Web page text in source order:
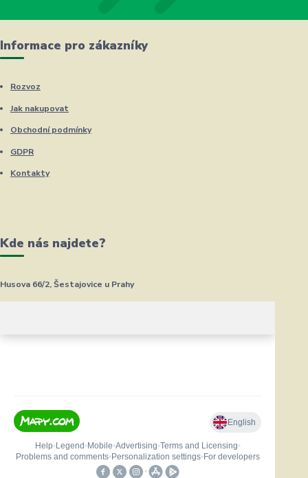
Informace pro zákazníky
Rozvoz
Jak nakupovat
Obchodní podmínky
GDPR
Kontakty
Kde nás najdete?
Husova 66/2, Šestajovice u Prahy